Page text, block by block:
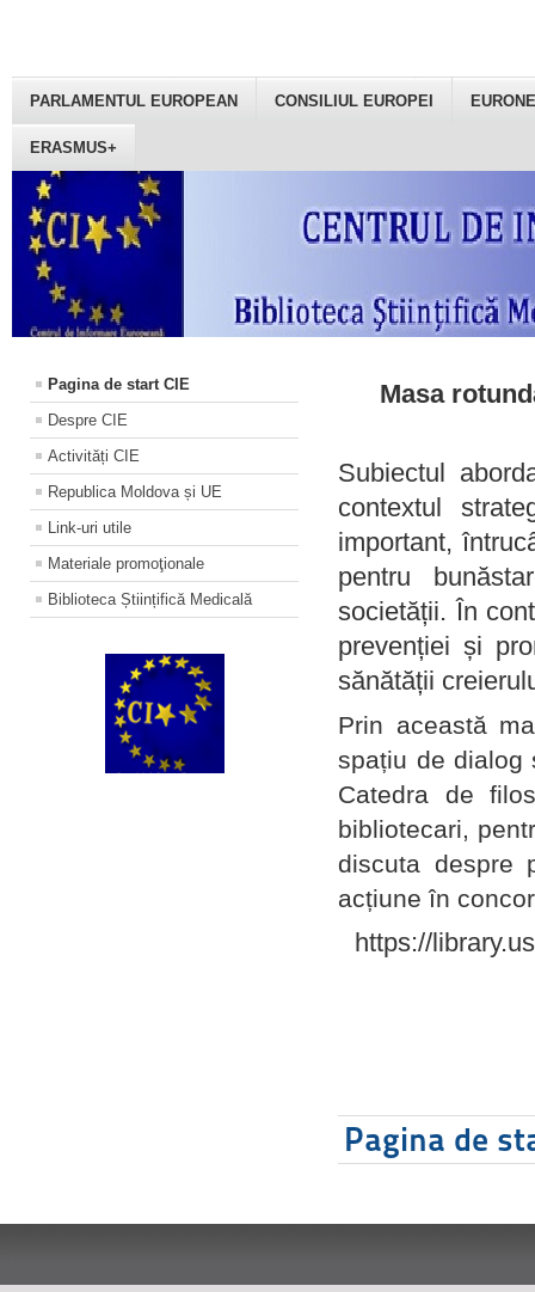
PARLAMENTUL EUROPEAN CONSILIUL EUROPEI
ERASMUS+
Pagina de start CIE
Despre CIE
Activități CIE
Republica Moldova și UE
Link-uri utile
Materiale promoţionale
Biblioteca Științifică Medicală
Masa
Subiectul
contextul
important,
pentru
societății. În
prevenției și
sănătății
Prin această
spațiu de dialog
Catedra de
bibliotecari,
discuta despre
acțiune în
https://
Pagina de